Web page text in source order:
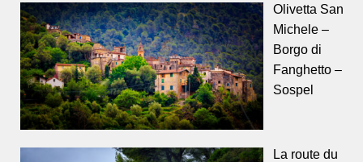
Olivetta San
Michele –
Borgo di
Fanghetto –
Sospel
La route du